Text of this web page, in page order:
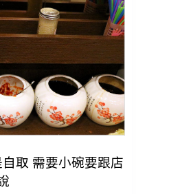
取 需要小碗要跟店